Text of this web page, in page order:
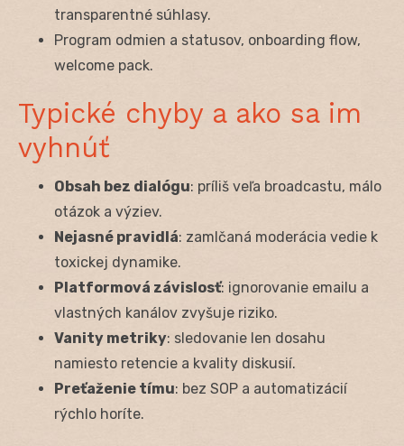
transparentné súhlasy.
Program odmien a statusov, onboarding flow,
welcome pack.
Typické chyby a ako sa im
vyhnúť
Obsah bez dialógu: príliš veľa broadcastu, málo
otázok a výziev.
Nejasné pravidlá: zamlčaná moderácia vedie k
toxickej dynamike.
Platformová závislosť: ignorovanie emailu a
vlastných kanálov zvyšuje riziko.
Vanity metriky: sledovanie len dosahu
namiesto retencie a kvality diskusií.
Preťaženie tímu: bez SOP a automatizácií
rýchlo horíte.